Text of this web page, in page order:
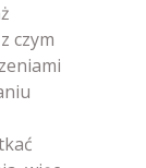
czym